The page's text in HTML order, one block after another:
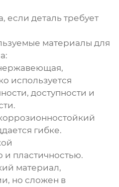
если деталь требует
материалы для
:
используется
доступности и
гибке.
и пластичностью.
материал,
но сложен в